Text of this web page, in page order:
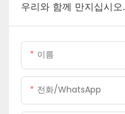
우리와 함께 만지십시오.
이름
전화/WhatsApp